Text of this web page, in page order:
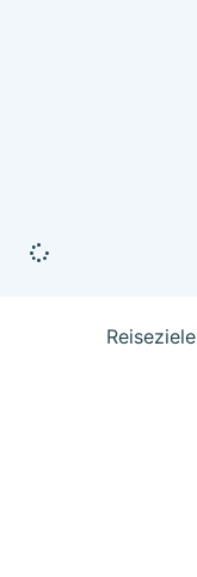
Reiseziele